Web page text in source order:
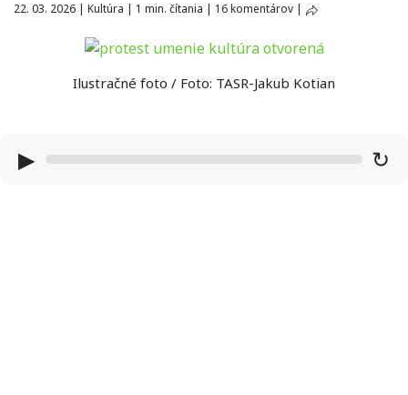
22. 03. 2026 | Kultúra | 1 min. čítania | 16 komentárov |
Ilustračné foto / Foto: TASR-Jakub Kotian
▶ ↻